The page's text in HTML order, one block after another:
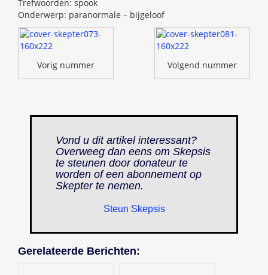
Trefwoorden: spook
Onderwerp: paranormale – bijgeloof
Vorig nummer Volgend nummer
Vond u dit artikel interessant?
Overweeg dan eens om Skepsis
te steunen door donateur te
worden of een abonnement op
Skepterte nemen.
Steun Skepsis
Gerelateerde Berichten: